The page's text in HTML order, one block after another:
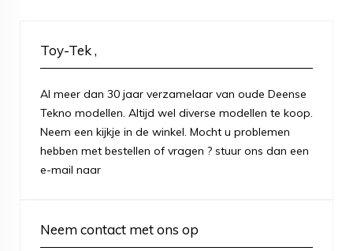
Toy-Tek ,
Al meer dan 30 jaar verzamelaar van oude Deense
Tekno modellen. Altijd wel diverse modellen te koop.
Neem een kijkje in de winkel. Mocht u problemen
hebben met bestellen of vragen ? stuur ons dan een
e-mail naar
Neem contact met ons op